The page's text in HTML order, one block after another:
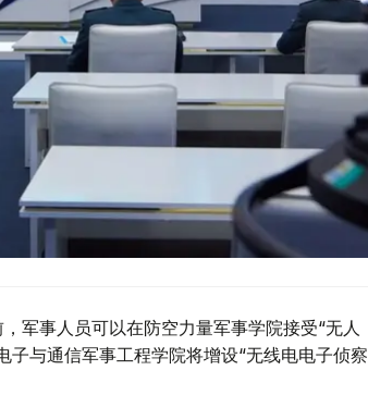
军事人员可以在防空力量军事学院接受“无人
与通信军事工程学院将增设“无线电电子侦察